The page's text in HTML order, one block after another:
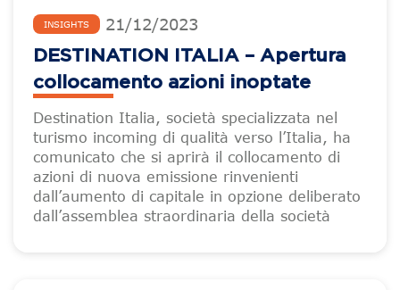
INSIGHTS 21/12/2023
DESTINATION ITALIA – Apertura
collocamento azioni inoptate
Destination Italia, società specializzata nel
turismo incoming di qualità verso l’Italia, ha
comunicato che si aprirà il collocamento di
azioni di nuova emissione rinvenienti
dall’aumento di capitale in opzione deliberato
dall’assemblea straordinaria della società